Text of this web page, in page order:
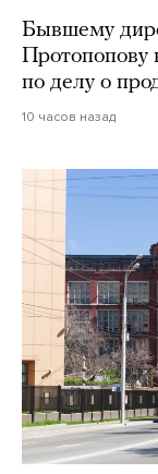
Бывшему
Протопопову
по делу о
10 часов назад